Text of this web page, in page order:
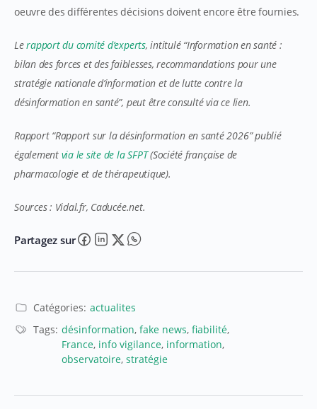
oeuvre des différentes décisions doivent encore être fournies.
Lerapport du comité d’experts, intitulé “Information en santé :
bilan des forces et des faiblesses, recommandations pour une
stratégie nationale d’information et de lutte contre la
désinformation en santé”, peut être consulté via ce lien.
Rapport “Rapport sur la désinformation en santé 2026” publié
également via le site de la SFPT(Société française de
pharmacologie et de thérapeutique).
Sources : Vidal.fr, Caducée.net.
Partagez sur
Catégories: actualites
Tags: désinformation, fake news, fiabilité,
France, info vigilance, information,
observatoire, stratégie